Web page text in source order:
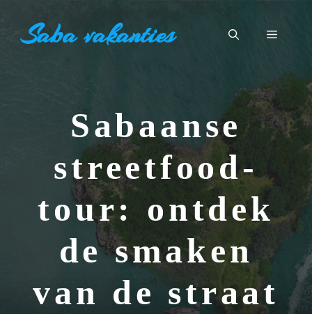
Saba vakanties Menu
Sabaanse
streetfood-
tour: ontdek
de smaken
van de straat